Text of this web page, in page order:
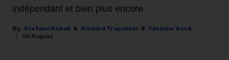
indépendant et bien plus encore.
Stefano Rebuli Richard Trapunski
Yasmine Seck
05 August